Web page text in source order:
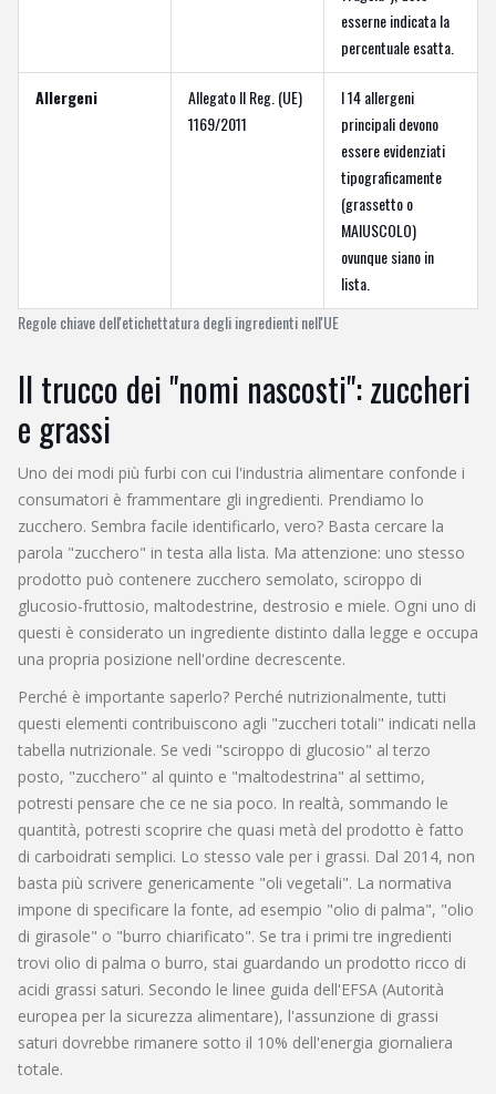
Regole chiave dell'etichettatura degli ingredienti nell'UE
esserne indicata la
percentuale esatta.
Allergeni
Allegato II Reg. (UE)
1169/2011
I 14 allergeni
principali devono
essere evidenziati
tipograficamente
(grassetto o
MAIUSCOLO)
ovunque siano in
lista.
Il trucco dei "nomi nascosti": zuccheri
e grassi
Uno dei modi più furbi con cui l'industria alimentare confonde i
consumatori è frammentare gli ingredienti. Prendiamo lo
zucchero. Sembra facile identificarlo, vero? Basta cercare la
parola "zucchero" in testa alla lista. Ma attenzione: uno stesso
prodotto può contenere zucchero semolato, sciroppo di
glucosio-fruttosio, maltodestrine, destrosio e miele. Ogni uno di
questi è considerato un ingrediente distinto dalla legge e occupa
una propria posizione nell'ordine decrescente.
Perché è importante saperlo? Perché nutrizionalmente, tutti
questi elementi contribuiscono agli "zuccheri totali" indicati nella
tabella nutrizionale. Se vedi "sciroppo di glucosio" al terzo
posto, "zucchero" al quinto e "maltodestrina" al settimo,
potresti pensare che ce ne sia poco. In realtà, sommando le
quantità, potresti scoprire che quasi metà del prodotto è fatto
di carboidrati semplici. Lo stesso vale per i grassi. Dal 2014, non
basta più scrivere genericamente "oli vegetali". La normativa
impone di specificare la fonte, ad esempio "olio di palma", "olio
di girasole" o "burro chiarificato". Se tra i primi tre ingredienti
trovi olio di palma o burro, stai guardando un prodotto ricco di
acidi grassi saturi. Secondo le linee guida dell'EFSA (Autorità
europea per la sicurezza alimentare), l'assunzione di grassi
saturi dovrebbe rimanere sotto il 10% dell'energia giornaliera
totale.